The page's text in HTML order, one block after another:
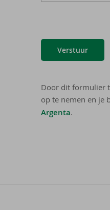
Verstuur
Door dit formulier
op te nemen en je
Argenta.